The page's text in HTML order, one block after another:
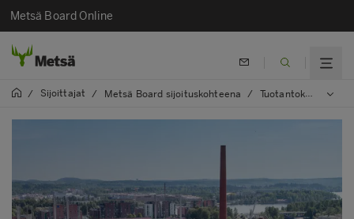
Metsä Board Online
/ Sijoittajat / Metsä Board sijoituskohteena / Tuotantokapasiteetit